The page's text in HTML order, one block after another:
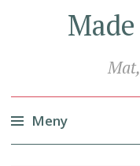
Meny